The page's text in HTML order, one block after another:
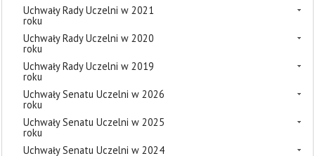
Uchwały Rady Uczelni w 2021
roku
Uchwały Rady Uczelni w 2020
roku
Uchwały Rady Uczelni w 2019
roku
Uchwały Senatu Uczelni w 2026
roku
Uchwały Senatu Uczelni w 2025
roku
Uchwały Senatu Uczelni w 2024